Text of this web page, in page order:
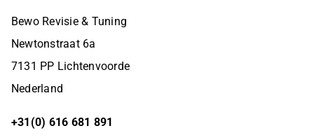
Bewo Revisie & Tuning
Newtonstraat 6a
7131 PP Lichtenvoorde
Nederland
+31(0) 616 681 891